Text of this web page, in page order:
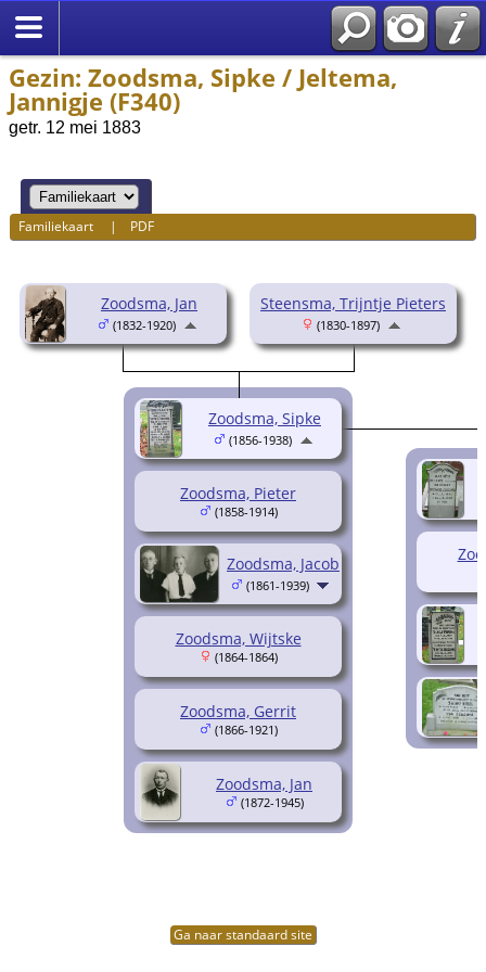
Gezin: Zoodsma, Sipke / Jeltema,
Jannigje (F340)
getr. 12 mei 1883
Familiekaart | PDF
Zoodsma, Jan
(1832-1920)
Steensma, Trijntje Pieters
(1830-1897)
Zoodsma, Pieter
(1858-1914)
Zoodsma, Jacob
(1861-1939)
Zoodsma, Wijtske
(1864-1864)
Zoodsma, Gerrit
(1866-1921)
Zoodsma, Jan
(1872-1945)
Zoodsma, Sipke
(1856-1938)
Ga naar standaard site